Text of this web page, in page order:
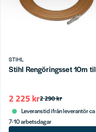
STIHL
Stihl Rengöringsset 10m
2 290 kr
2 225 kr
Leveranstid ifrån leverantör ca
7-10 arbetsdagar